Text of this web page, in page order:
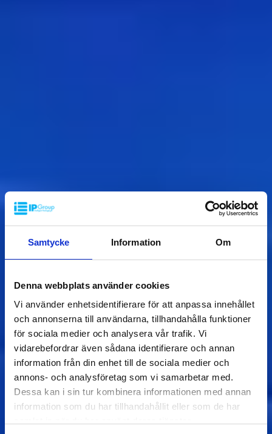
Samtycke Information Om
Denna webbplats använder cookies
Vi använder enhetsidentifierare för att anpassa innehållet
och annonserna till användarna, tillhandahålla funktioner
för sociala medier och analysera vår trafik. Vi
vidarebefordrar även sådana identifierare och annan
information från din enhet till de sociala medier och
annons- och analysföretag som vi samarbetar med.
Dessa kan i sin tur kombinera informationen med annan
information som du har tillhandahållit eller som de har